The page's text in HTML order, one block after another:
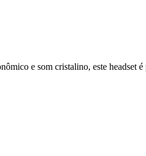
e som cristalino, este headset é